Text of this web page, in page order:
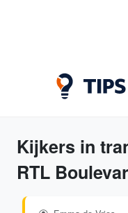
Kijkers in
RTL